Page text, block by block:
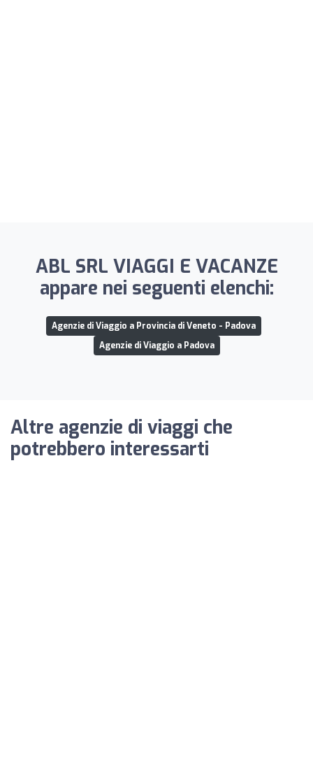
ABL SRL VIAGGI E VACANZE
appare nei seguenti elenchi:
Agenzie di Viaggio a Provincia di Veneto - Padova
Agenzie di Viaggio a Padova
Altre agenzie di viaggi che
potrebbero interessarti